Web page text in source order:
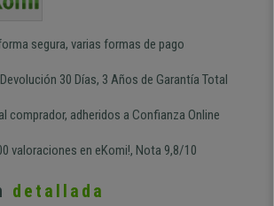
segura, varias formas de pago
30 Días, 3 Años de Garantía Total
comprador, adheridos a Confianza Online
valoraciones en eKomi!, Nota 9,8/10
detallada